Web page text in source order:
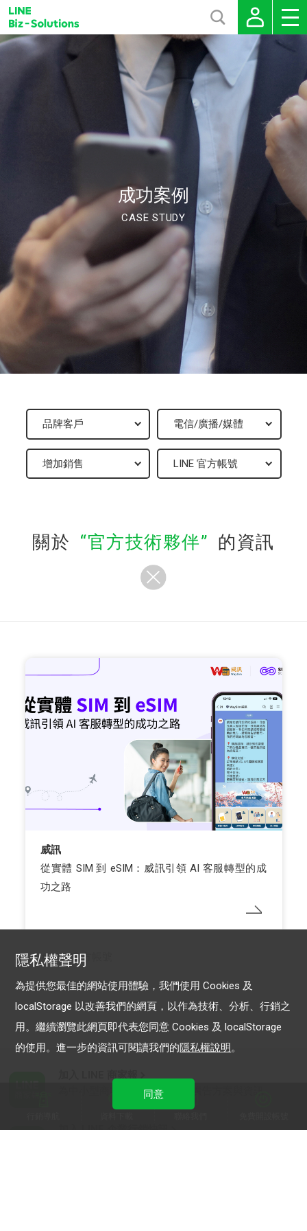
成功案例
CASE STUDY
關於 官方技術夥伴 的資訊
威訊
從實體 SIM 到 eSIM：威訊引領 AI 客服轉型的成
功之路
LINE 官方帳號
為中小型商家提供LINE最新的廣告方案與資訊
加入 LINE 企業行銷快訊
隱私權聲明
為提供您最佳的網站使用體驗，我們使用 Cookies 及
localStorage 以改善我們的網頁，以作為技術、分析、行銷之
用。繼續瀏覽此網頁即代表您同意 Cookies 及 localStorage
的使用。進一步的資訊可閱讀我們的隱私權說明。
同意